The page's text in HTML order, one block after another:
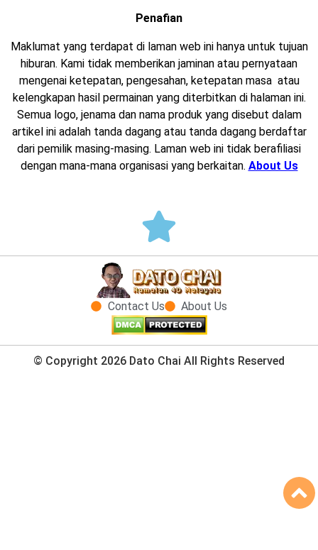
Penafian
Maklumat yang terdapat di laman web ini hanya untuk tujuan
hiburan. Kami tidak memberikan jaminan atau pernyataan
mengenai ketepatan, pengesahan, ketepatan masa atau
kelengkapan hasil permainan yang diterbitkan di halaman ini.
Semua logo, jenama dan nama produk yang disebut dalam
artikel ini adalah tanda dagang atau tanda dagang berdaftar
dari pemilik masing-masing. Laman web ini tidak berafiliasi
dengan mana-mana organisasi yang berkaitan. About Us
Contact Us About Us
© Copyright 2026 Dato Chai All Rights Reserved